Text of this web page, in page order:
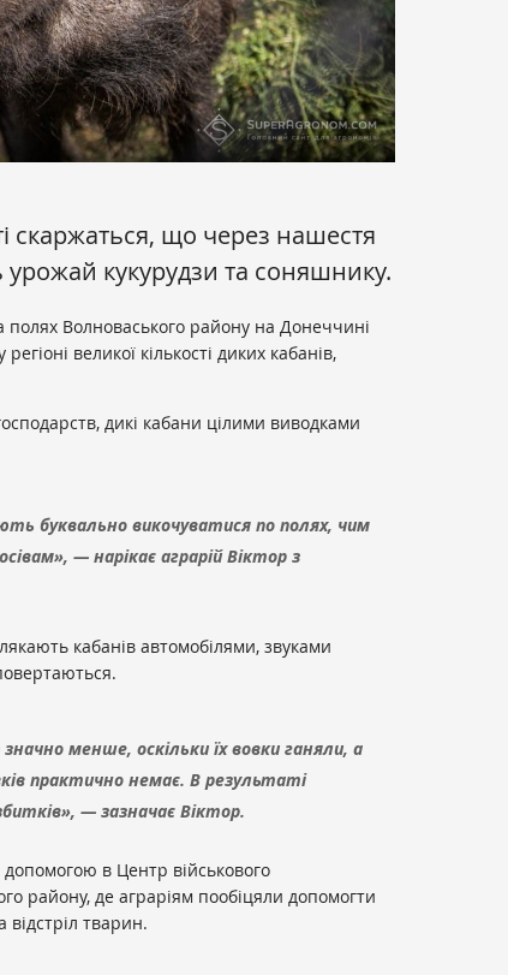
скаржаться, що через нашестя
урожай кукурудзи та соняшнику.
Волноваського району на Донеччині
великої кількості диких кабанів,
дикі кабани цілими виводками
буквально викочуватися по полях, чим
— нарікає аграрій Віктор з
кабанів автомобілями, звуками
менше, оскільки їх вовки ганяли, а
практично немає. В результаті
— зазначає Віктор.
в Центр військового
району, де аграріям пообіцяли допомогти
тварин.